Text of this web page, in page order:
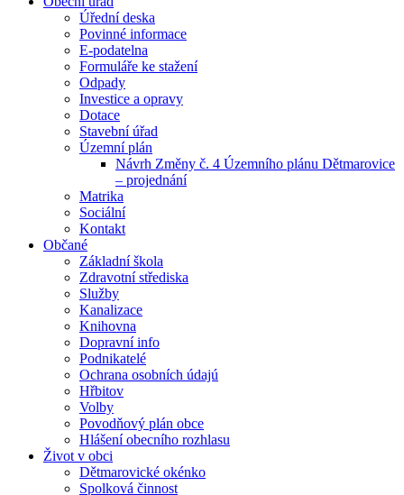
Úřední deska
Povinné informace
E-podatelna
Formuláře ke stažení
Odpady
Investice a opravy
Dotace
Stavební úřad
Územní plán
Návrh Změny č. 4 Územního plánu Dětmarovice
– projednání
Matrika
Sociální
Kontakt
Občané
Základní škola
Zdravotní střediska
Služby
Kanalizace
Knihovna
Dopravní info
Podnikatelé
Ochrana osobních údajú
Hřbitov
Volby
Povodňový plán obce
Hlášení obecního rozhlasu
Život v obci
Dětmarovické okénko
Spolková činnost